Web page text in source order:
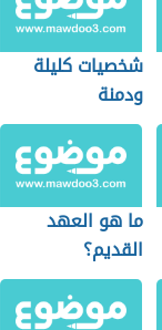
شخصيات كليلة
ودمنة
ما هو العهد
القديم؟